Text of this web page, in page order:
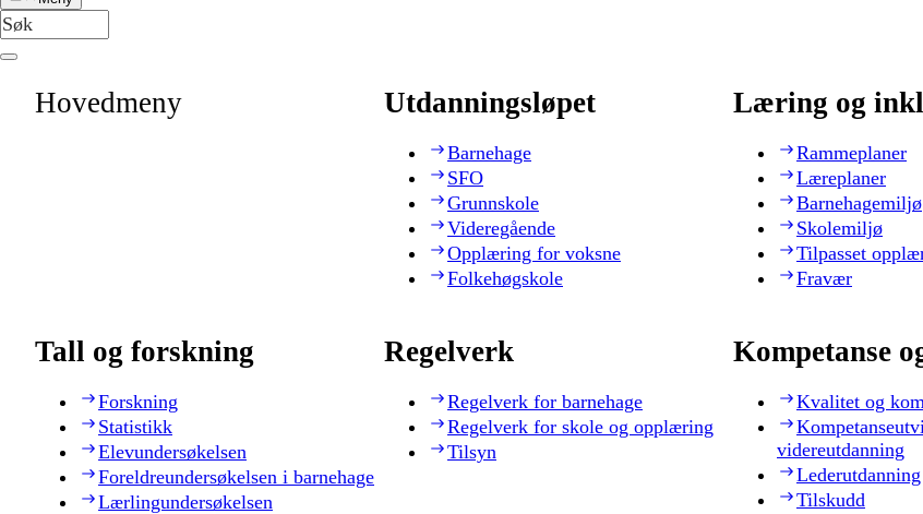
Hovedmeny Utdanningsløpet
Barnehage
SFO
Grunnskole
Videregående
Opplæring for voksne
Folkehøgskole
Læring og
Rammeplaner
Læreplaner
Barnehagemiljø
Skolemiljø
Tilpasset
Fravær
Tall og forskning
Forskning
Statistikk
Elevundersøkelsen
Foreldreundersøkelsen i barnehage
Lærlingundersøkelsen
Regelverk
Regelverk for barnehage
Regelverk for skole og opplæring
Tilsyn
Kompetanse
Kvalitet og
videreutdanning
Lederutdanning
Tilskudd